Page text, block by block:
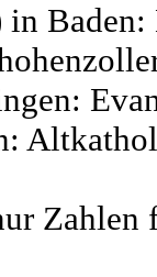
Zahlen